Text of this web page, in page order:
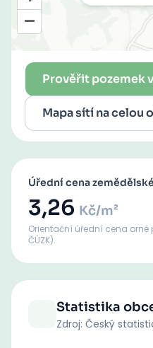
Prověřit pozemek
Mapa sítí na celou
Úřední cena
3,26 Kč/m²
Orientační úřední cena orné
ČÚZK).
Statistika
Zdroj: Český